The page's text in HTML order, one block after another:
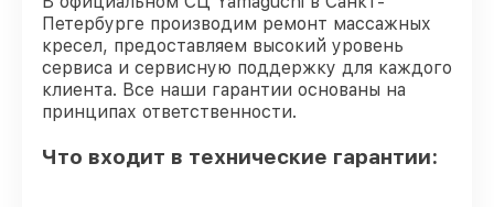
Ремонт микро-лифта массажного
кресла Yamaguchi
от 2500₽
Петербурге производим ремонт массажных
кресел, предоставляем высокий уровень
сервиса и сервисную поддержку для каждого
клиента. Все наши гарантии основаны на
принципах ответственности.
Что входит в технические гарантии: